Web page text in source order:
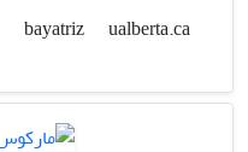
ualberta.ca